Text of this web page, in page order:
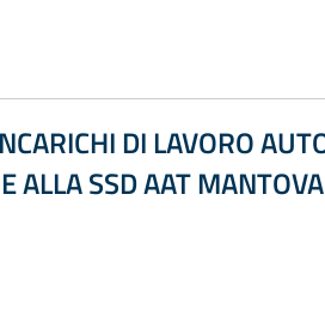
DI LAVORO
ALLA SSD AAT MANTOVA